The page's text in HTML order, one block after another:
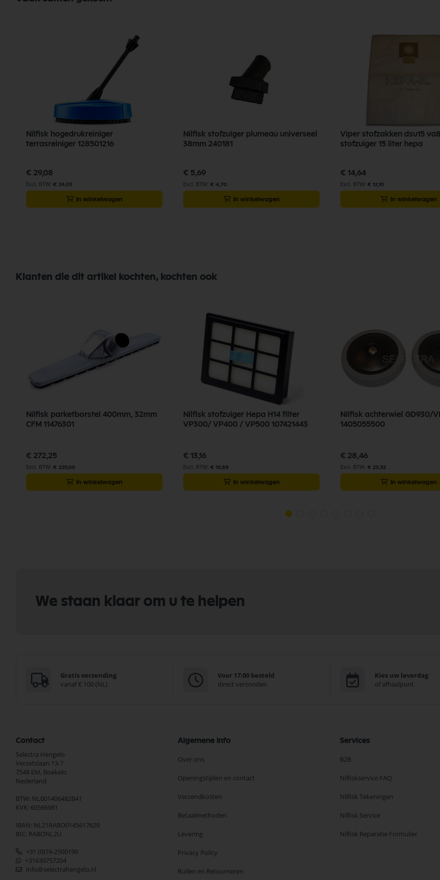
prijzen, en snelle levering. Ontdek de kwaliteit en betrouwbaarheid van Nilfisk Onderdelen vandaag nog en bestel eenvoudig online.
Nilfisk hogedrukreiniger
terrasreiniger 128501216
€ 29,08
€ 24,03
In winkelwagen
Nilfisk stofzuiger plumeau universeel
38mm 240181
€ 5,69
€ 4,70
In winkelwagen
Viper stofzakken dsu15
stofzuiger 15 liter hepa
€ 14,64
€ 12,10
In winkelwagen
Klanten die dit artikel kochten, kochten ook
Nilfisk parketborstel 400mm, 32mm
CFM 11476301
€ 272,25
€ 225,00
In winkelwagen
Nilfisk stofzuiger Hepa H14 filter
VP300/ VP400 / VP500 107421443
€ 13,16
€ 10,88
In winkelwagen
Nilfisk achterwiel GD930/
1405055500
€ 28,46
€ 23,52
In winkelwagen
We staan klaar om u te helpen
Gratis verzending
vanaf € 100 (NL)
Voor 17:00 besteld
direct verzonden
Kies uw leverdag
of afhaalpunt
Contact
Selectra Hengelo
Verzetslaan 13-7
7548 EM, Boekelo
Nederland
BTW: NL001406482B41
KVK: 60566981
IBAN: NL21RABO0145617629
BIC: RABONL2U
+31 (0)74-2500199
+31630757204
info@selectrahengelo.nl
Algemene Info
Over ons
Openingstijden en contact
Verzendkosten
Betaalmethoden
Levering
Privacy Policy
Ruilen en Retourneren
Services
B2B
Nilfiskservice FAQ
Nilfisk Tekeningen
Nilfisk Service
Nilfisk Reparatie Formulier